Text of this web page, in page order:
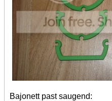
Bajonett past saugend: